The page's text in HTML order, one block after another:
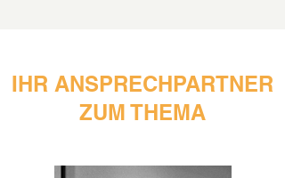
IHR ANSPRECHPARTNER
ZUM THEMA